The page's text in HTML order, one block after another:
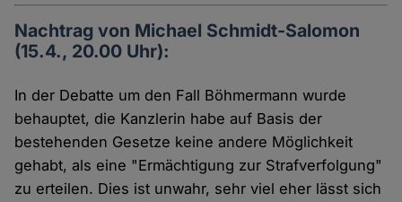
Nachtrag von Michael Schmidt-Salomon
(15.4., 20.00 Uhr):
In der Debatte um den Fall Böhmermann wurde
behauptet, die Kanzlerin habe auf Basis der
bestehenden Gesetze keine andere Möglichkeit
gehabt, als eine "Ermächtigung zur Strafverfolgung"
zu erteilen. Dies ist unwahr, sehr viel eher lässt sich